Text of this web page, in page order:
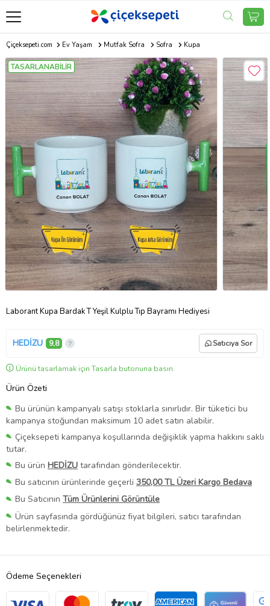
Çiçeksepeti.com Ev Yaşam Mutfak Sofra Sofra Kupa
TASARLANABİLİR
Laborant Kupa Bardak T Yeşil Kulplu Tıp Bayramı Hediyesi
HEDİZU 9,8 Satıcıya Sor
Ürünü tasarlamak için Tasarla butonuna basın.
Ürün Özeti
Bu ürünün kampanyalı satışı stoklarla sınırlıdır. Bir tüketici bu
kampanya stoğundan maksimum 10 adet satın alabilir.
Çiçeksepeti kampanya koşullarında değişiklik yapma hakkını saklı
tutar.
Bu ürün HEDİZU tarafından gönderilecektir.
Bu satıcının ürünlerinde geçerli 350,00 TL Üzeri Kargo Bedava
Bu Satıcının Tüm Ürünlerini Görüntüle
Ürün sayfasında gördüğünüz fiyat bilgileri, satıcı tarafından
belirlenmektedir.
Ödeme Seçenekleri